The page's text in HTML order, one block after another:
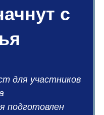
с
для участников
подготовлен